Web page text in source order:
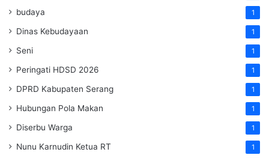
budaya 1
Dinas Kebudayaan 1
Seni 1
Peringati HDSD 2026 1
DPRD Kabupaten Serang 1
Hubungan Pola Makan 1
Diserbu Warga 1
Nunu Karnudin Ketua RT 1